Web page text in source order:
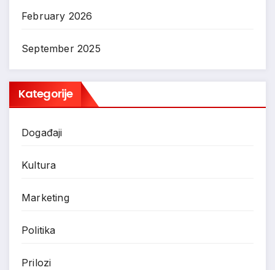
February 2026
September 2025
Kategorije
Događaji
Kultura
Marketing
Politika
Prilozi